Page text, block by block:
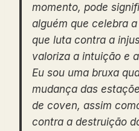
momento, pode
alguém que celebra
que luta contra a
valoriza a intuição e
Eu sou uma bruxa
mudança das
de coven, assim
contra a destruição